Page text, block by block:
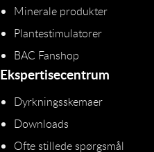
Minerale produkter
Plantestimulatorer
BAC Fanshop
Ekspertisecentrum
Dyrkningsskemaer
Downloads
Ofte stillede spørgsmål